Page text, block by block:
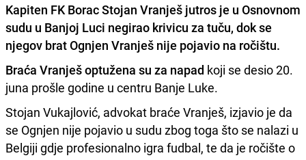
Kapiten FK BoracStojan Vranješ jutros je u Osnovnom
sudu u Banjoj Luci negirao krivicu za tuču, dok se
njegov bratOgnjen Vranješ nije pojavio na ročištu.
Braća Vranješ optužena su za napad koji se desio 20.
juna prošle godine u centru Banje Luke.
Stojan Vukajlović, advokat braće Vranješ, izjavio je da
se Ognjen nije pojavio u sudu zbog toga što se nalazi u
Belgiji gdje profesionalno igra fudbal, te da je ročište o